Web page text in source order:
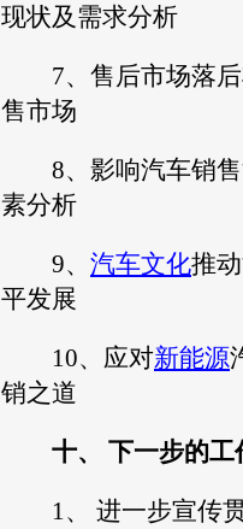
现状及需求分析
7、售后市场落后
售市场
8、影响汽车销售
素分析
9、 汽车文化推
平发展
10、应对新能源
销之道
十、 下一步的工
1、 进一步宣传贯